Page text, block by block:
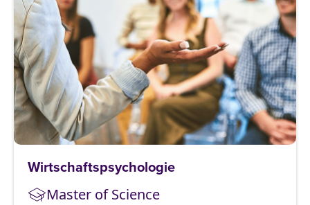
Wirtschaftspsychologie
Master of Science